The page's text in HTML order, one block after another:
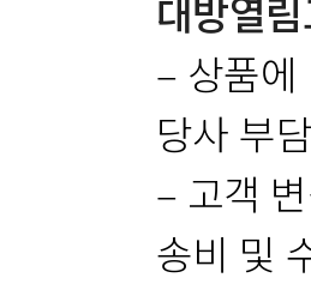
대방열
– 상품
당사 부
– 고객
송비 및